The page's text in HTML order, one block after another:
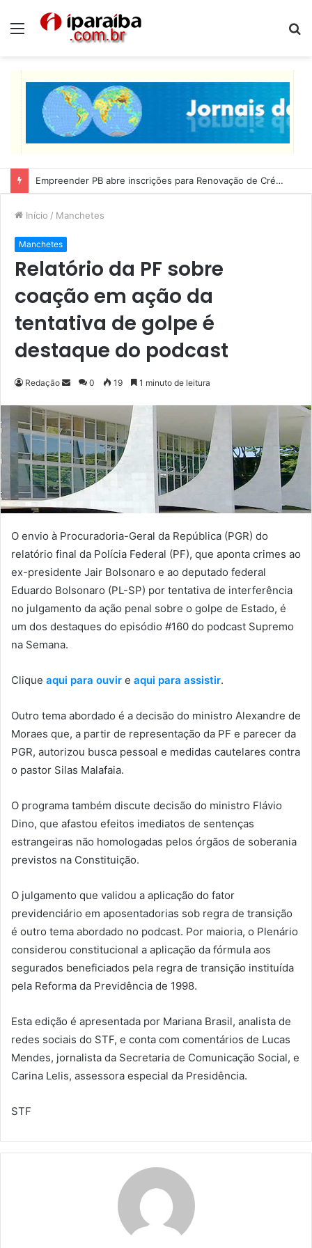
Menu
Empreender PB abre inscrições para Renovação de Crédito
Início / Manchetes
Manchetes
Relatório da PF sobre
coação em ação da
tentativa de golpe é
destaque do podcast
Redação
n
d
e
u
m
-
m
a
0 19 1 minuto de leitura
O envio à Procuradoria-Geral da República (PGR) do
relatório final da Polícia Federal (PF), que aponta crimes ao
ex-presidente Jair Bolsonaro e ao deputado federal
Eduardo Bolsonaro (PL-SP) por tentativa de interferência
no julgamento da ação penal sobre o golpe de Estado, é
um dos destaques do episódio #160 do podcast Supremo
na Semana.
Clique aqui para ouvir e aqui para assistir.
Outro tema abordado é a decisão do ministro Alexandre de
Moraes que, a partir de representação da PF e parecer da
PGR, autorizou busca pessoal e medidas cautelares contra
o pastor Silas Malafaia.
O programa também discute decisão do ministro Flávio
Dino, que afastou efeitos imediatos de sentenças
estrangeiras não homologadas pelos órgãos de soberania
previstos na Constituição.
O julgamento que validou a aplicação do fator
previdenciário em aposentadorias sob regra de transição
é outro tema abordado no podcast. Por maioria, o Plenário
considerou constitucional a aplicação da fórmula aos
segurados beneficiados pela regra de transição instituída
pela Reforma da Previdência de 1998.
Esta edição é apresentada por Mariana Brasil, analista de
redes sociais do STF, e conta com comentários de Lucas
Mendes, jornalista da Secretaria de Comunicação Social, e
Carina Lelis, assessora especial da Presidência.
STF